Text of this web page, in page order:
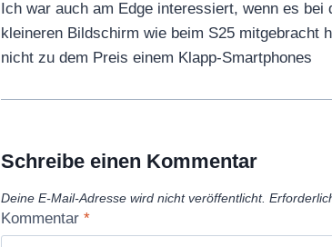
Ich war auch am Edge interessiert, wenn es
kleineren Bildschirm wie beim S25 mitgebracht
nicht zu dem Preis einem Klapp-Smartphones
Schreibe einen Kommentar
Deine E-Mail-Adresse wird nicht veröffentlicht.
Kommentar *